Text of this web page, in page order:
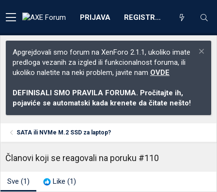
PRIJAVA REGISTRACIJA
Apgrejdovali smo forum na XenForo 2.1.1, ukoliko imate
predloga vezanih za izgled ili funkcionalnost foruma, ili
ukoliko naletite na neki problem, javite nam OVDE
DEFINISALI SMO PRAVILA FORUMA. Pročitajte ih,
pojaviće se automatski kada krenete da čitate nešto!
SATA ili NVMe M.2 SSD za laptop?
Članovi koji se reagovali na poruku #110
Sve (1) Like (1)